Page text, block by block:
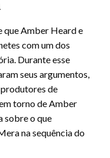
que Amber Heard e
com um dos
Durante esse
seus argumentos,
de
torno de Amber
sobre o que
na sequência do